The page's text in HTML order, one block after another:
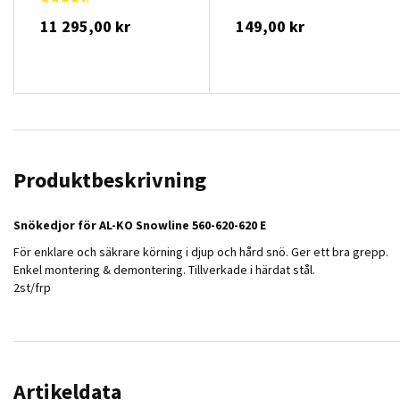
11 295,00 kr 149,00 kr
Produktbeskrivning
Snökedjor för AL-KO Snowline 560-620-620 E
För enklare och säkrare körning i djup och hård snö. Ger ett bra grepp.
Enkel montering & demontering. Tillverkade i härdat stål.
2st/frp
Artikeldata